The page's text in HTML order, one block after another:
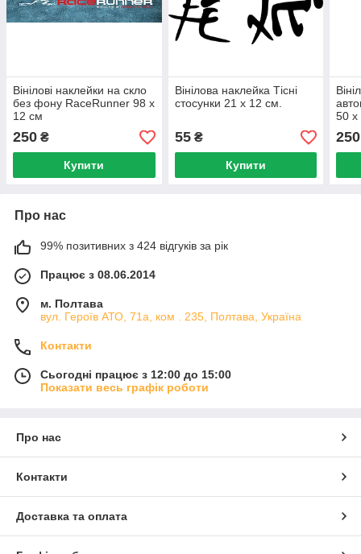
Вінілові наклейки на скло
без фону RaceRunner 98 х
12 см
250 ₴
Купити
Вінілова наклейка Тісні
стосунки 21 x 12 см.
55₴
Купити
50
250
Про нас
99% позитивних з 424 відгуків за рік
Працює з 08.06.2014
м. Полтава
вул. Героїв АТО, 71а, ком . 235, Полтава, Україна
Контакти
Сьогодні працює з 12:00 до 15:00
Показати весь графік роботи
Про нас
Контакти
Доставка та оплата